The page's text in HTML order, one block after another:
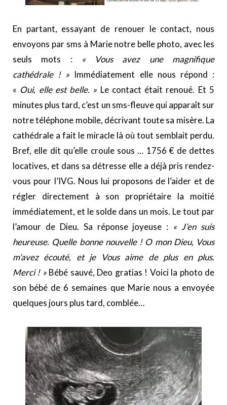
En partant, essayant de renouer le contact, nous
envoyons par sms à Marie notre belle photo, avec les
seuls mots :
« Vous avez une magnifique
cathédrale ! » Immédiatement elle nous répond :
« Oui, elle est belle. » Le contact était renoué. Et 5
minutes plus tard, c’est un sms-fleuve qui apparaît sur
notre téléphone mobile, décrivant toute sa misère. La
cathédrale a fait le miracle là où tout semblait perdu.
Bref, elle dit qu’elle croule sous … 1756 € de dettes
locatives, et dans sa détresse elle a déjà pris rendez-
vous pour l’IVG. Nous lui proposons de l’aider et de
régler directement à son propriétaire la moitié
immédiatement, et le solde dans un mois. Le tout par
l’amour de Dieu. Sa réponse joyeuse : « J’en suis
heureuse. Quelle bonne nouvelle ! O mon Dieu, Vous
m’avez écouté, et je Vous aime de plus en plus.
Merci ! »Bébé sauvé, Deo gratias ! Voici la photo de
son bébé de 6 semaines que Marie nous a envoyée
quelques jours plus tard, comblée…